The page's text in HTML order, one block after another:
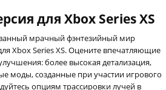
для Xbox Series XS
мрачный фэнтезийный мир
Xbox Series XS. Оцените впечатляющие
более высокая детализация,
моды, созданные при участии игрового
опциям трассировки лучей в